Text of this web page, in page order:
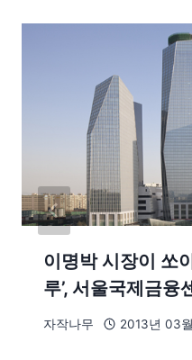
이명박 시장이 쏘
루’, 서울국제금융
자작나무 2013년 03